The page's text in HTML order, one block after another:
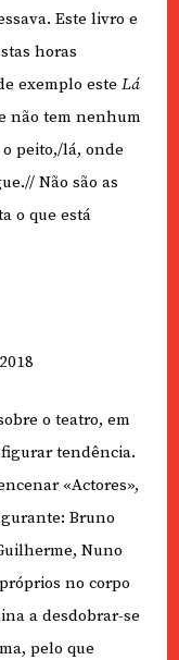
Este livro e
horas
exemplo este Lá
não tem nenhum
peito,/lá, onde
Não são as
o que está
o teatro, em
tendência.
«Actores»,
Bruno
Nuno
no corpo
a desdobrar-se
pelo que